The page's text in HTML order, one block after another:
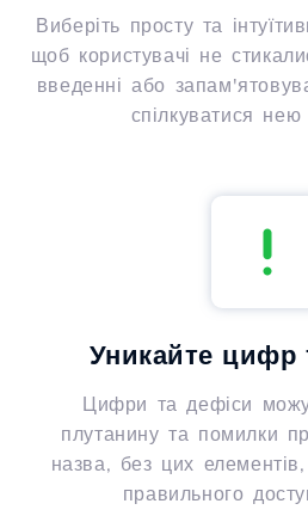
Виберіть просту та
щоб користувачі не
введенні або
спілкуватися
Уникайте цифр
Цифри та дефіси
плутанину та помилки
назва, без цих
правильного